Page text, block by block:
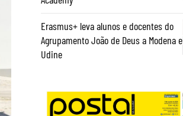
Erasmus+ leva alunos e docentes do
Agrupamento João de Deus a Modena e
Udine